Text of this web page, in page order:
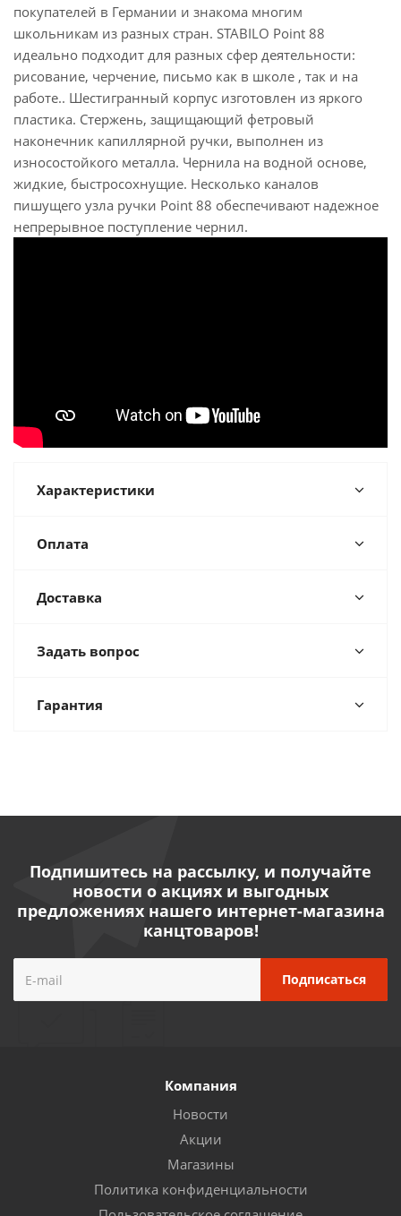
покупателей в Германии и знакома многим
школьникам из разных стран. STABILO Point 88
идеально подходит для разных сфер деятельности:
рисование, черчение, письмо как в школе , так и на
работе.. Шестигранный корпус изготовлен из яркого
пластика. Стержень, защищающий фетровый
наконечник капиллярной ручки, выполнен из
износостойкого металла. Чернила на водной основе,
жидкие, быстросохнущие. Несколько каналов
пишущего узла ручки Point 88 обеспечивают надежное
непрерывное поступление чернил.
Характеристики
Оплата
Доставка
Задать вопрос
Гарантия
Подпишитесь на рассылку, и получайте
новости о акциях и выгодных
предложениях нашего интернет-магазина
канцтоваров!
Компания
Новости
Акции
Магазины
Политика конфиденциальности